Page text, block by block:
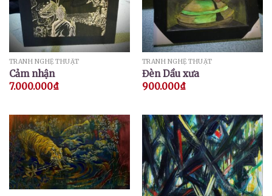
TRANH NGHỆ THUẬT
Cảm nhận
7.000.000₫
TRANH NGHỆ THUẬT
Đèn Dầu xưa
900.000₫